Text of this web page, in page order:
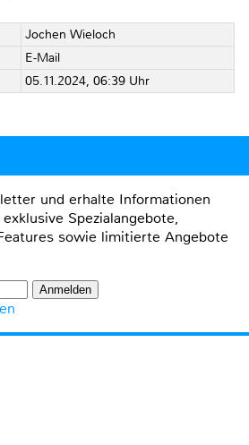
Jochen Wieloch
E-Mail
05.11.2024, 06:39 Uhr
und erhalte Informationen
Spezialangebote,
sowie limitierte Angebote